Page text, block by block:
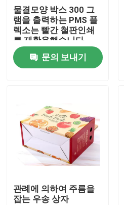
제품 소개
인쇄 포장 상자
인쇄 용지함
종이 튜브 포장
지침 소책자 인쇄
풀 컬러 인쇄된 상자
물결모양 박스 300 그
램을 출력하는 PMS 플
렉소는 빨간 철판인쇄
를 재활용했습니다
문의 보내기
관례에 의하여 주름을
잡는 우송 상자